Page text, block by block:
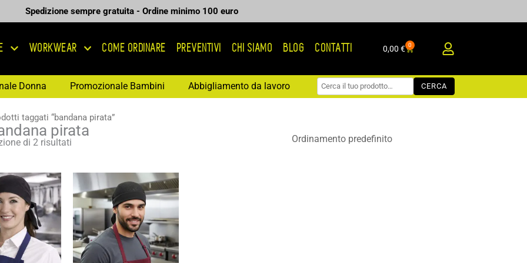
Spedizione sempre gratuita - Ordine minimo 100 euro
WORKWEAR COME ORDINARE PREVENTIVI CHI SIAMO BLOG CONTATTI 0,00 € 0
Carrello
Donna Promozionale Bambini Abbigliamento da lavoro CERCA
taggati “bandana pirata”
pirata
di 2 risultati
Fascia
prezzo:
da
3,48 €
a
4,97 €
Fascia
prezzo:
da
4,31 €
a
6,16 €